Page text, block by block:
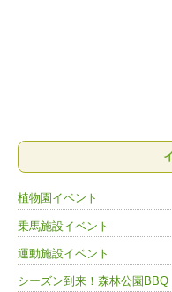
植物園イベント
乗馬施設イベント
運動施設イベント
シーズン到来！森林公園BBQ